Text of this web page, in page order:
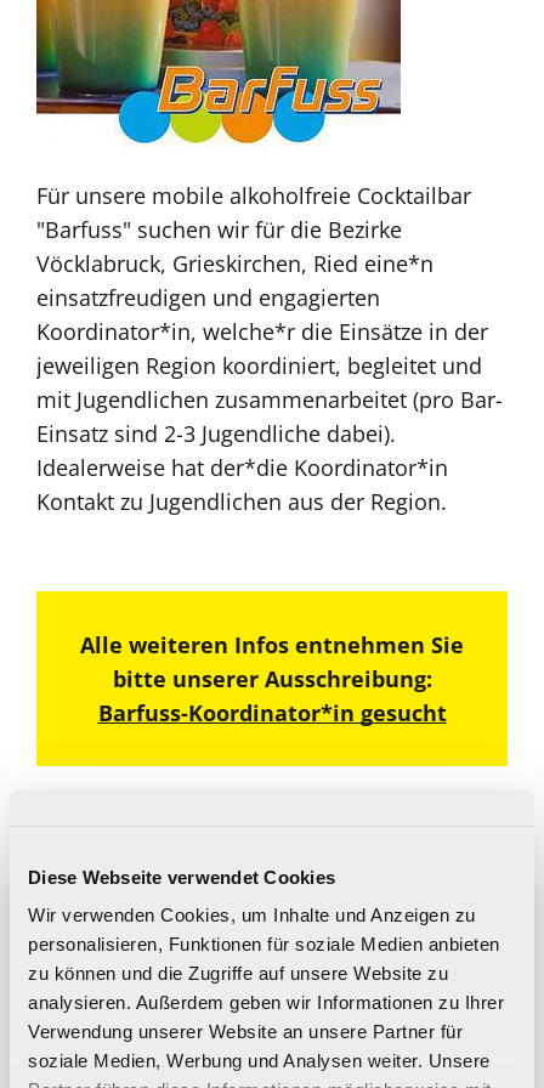
Diese Webseite verwendet Cookies
Wir verwenden Cookies, um Inhalte und Anzeigen zu
personalisieren, Funktionen für soziale Medien anbieten
zu können und die Zugriffe auf unsere Website zu
analysieren. Außerdem geben wir Informationen zu Ihrer
Verwendung unserer Website an unsere Partner für
soziale Medien, Werbung und Analysen weiter. Unsere
Für unsere mobile alkoholfreie Cocktailbar
"Barfuss" suchen wir für die Bezirke
Vöcklabruck, Grieskirchen, Ried eine*n
einsatzfreudigen und engagierten
Koordinator*in, welche*r die Einsätze in der
jeweiligen Region koordiniert, begleitet und
mit Jugendlichen zusammenarbeitet (pro Bar-
Einsatz sind 2-3 Jugendliche dabei).
Idealerweise hat der*die Koordinator*in
Kontakt zu Jugendlichen aus der Region.
Alle weiteren Infos entnehmen Sie
bitte unserer Ausschreibung:
Barfuss-Koordinator*in gesucht
Vorherige News Nächste News